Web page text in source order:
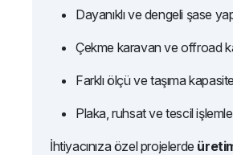
Dayanıklı ve dengeli şase
Çekme karavan ve offroad
Farklı ölçü ve taşıma
Plaka, ruhsat ve tescil
İhtiyacınıza özel projelerde